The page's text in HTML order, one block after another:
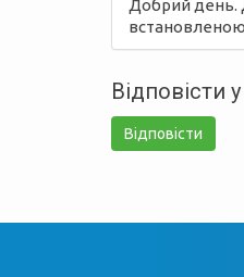
Добрий день.
Відповісти
Відповісти